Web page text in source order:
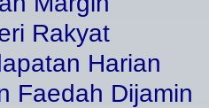
Rakyat
Harian
Faedah Dijamin